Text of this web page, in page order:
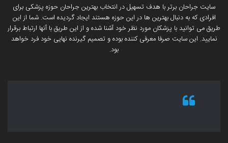
سایت جراحان برتر با هدف تسهیل در انتخاب بهترین جراحان حوزه پزشکی برای
افرادی که به دنبال بهترین ها در این حوزه هستند ایجاد گردیده است. شما از این
طریق می توانید با پزشکان مورد نظر خود آشنا شده و از این طریق با آنها ارتباط برقرار
نمایید. این سایت صرفا معرفی کننده بوده و تصمیم گیرنده نهایی خود فرد خواهد
بود.